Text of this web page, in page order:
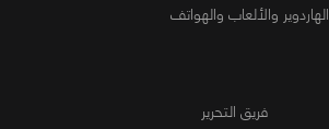
والألعاب والهواتف
فريق التحرير